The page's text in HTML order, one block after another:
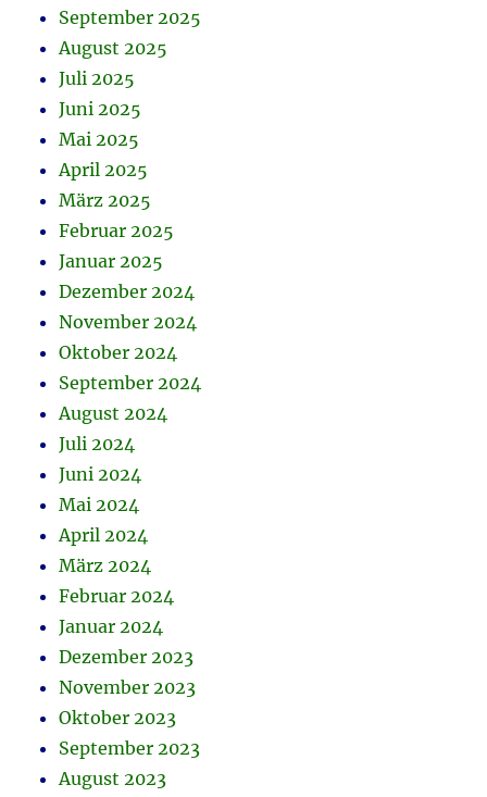
September 2025
August 2025
Juli 2025
Juni 2025
Mai 2025
April 2025
März 2025
Februar 2025
Januar 2025
Dezember 2024
November 2024
Oktober 2024
September 2024
August 2024
Juli 2024
Juni 2024
Mai 2024
April 2024
März 2024
Februar 2024
Januar 2024
Dezember 2023
November 2023
Oktober 2023
September 2023
August 2023